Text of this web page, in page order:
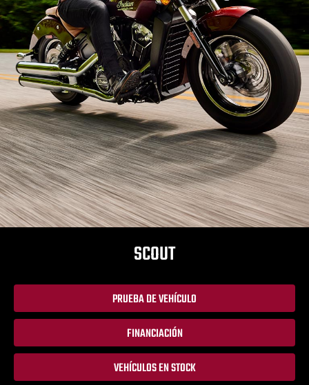
SCOUT
PRUEBA DE VEHÍCULO
FINANCIACIÓN
VEHÍCULOS EN STOCK